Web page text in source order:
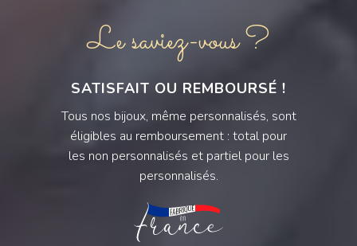
Le saviez-vous ?
SATISFAIT OU REMBOURSÉ !
Tous nos bijoux, même personnalisés, sont
éligibles au remboursement : total pour
les non personnalisés et partiel pour les
personnalisés.